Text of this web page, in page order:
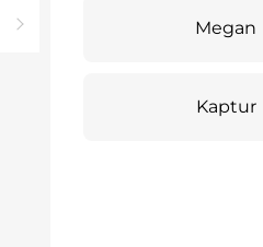
Megan
Kaptur